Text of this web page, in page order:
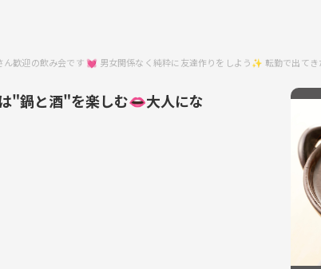
ん歓迎の飲み会です 💓 男女関係なく純粋に友達作りをしよう✨ 転勤で出
"鍋と酒"を楽しむ👄大人にな